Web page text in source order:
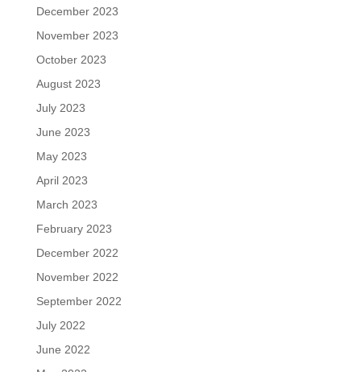
December 2023
November 2023
October 2023
August 2023
July 2023
June 2023
May 2023
April 2023
March 2023
February 2023
December 2022
November 2022
September 2022
July 2022
June 2022